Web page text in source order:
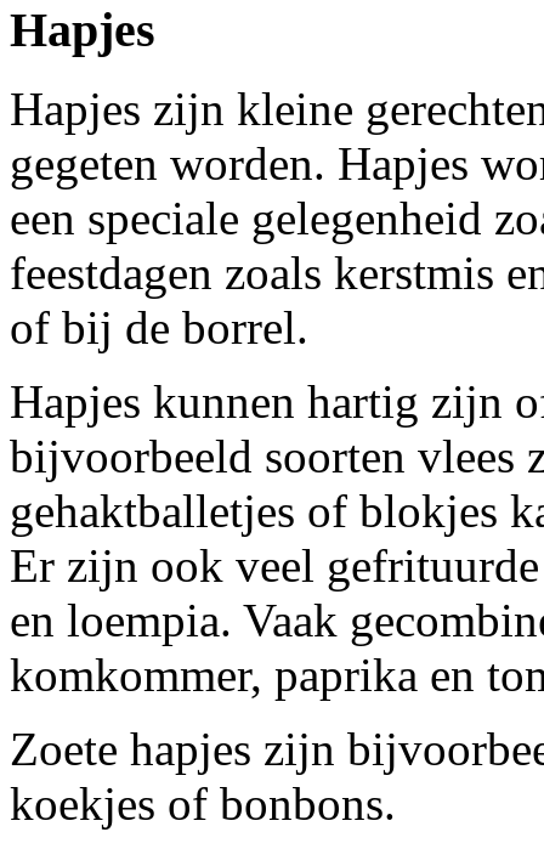
Hapjes
Hapjes zijn kleine
gegeten worden. Hapjes
een speciale gelegenheid
feestdagen zoals kerstmis
of bij de borrel.
Hapjes kunnen hartig zijn
bijvoorbeeld soorten vlees
gehaktballetjes of blokjes
Er zijn ook veel
en loempia. Vaak
komkommer, paprika en
Zoete hapjes zijn
koekjes of bonbons.